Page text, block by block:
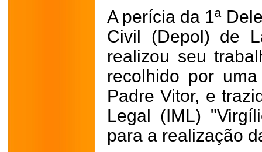
A perícia da 1ª
Civil (Depol) de
realizou seu
recolhido por
Padre Vitor, e
Legal (IML)
para a realização